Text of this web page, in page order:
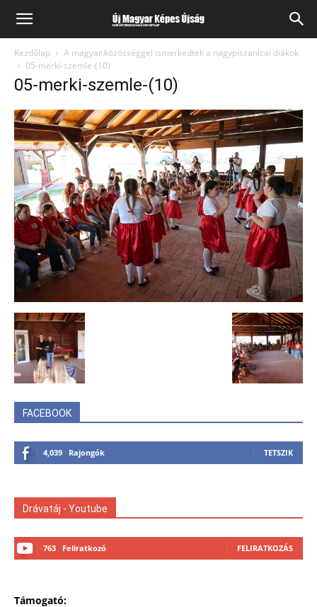
Kezdőlap
A magyar közösséggel ismerkedtek a nagypiszanicai diákok
05-merki-szemle-(10)
05-merki-szemle-(10)
FACEBOOK
4,039 Rajongók TETSZIK
Drávatáj - Youtube
763 Feliratkozó FELIRATKOZÁS
Támogató: